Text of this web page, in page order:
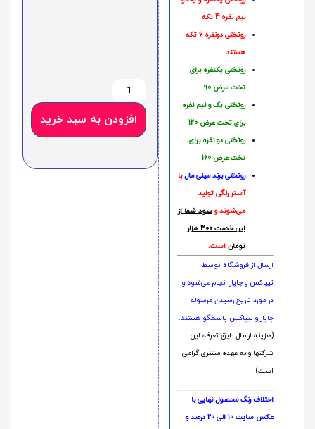
نیم نفره 4 تکه
روتختی دونفره 6 تکه
هستند
روتختی یکنفره برای
تخت عرض 90
روتختی یک و نیم نفره
برای تخت عرض 120
روتختی دو نفره برای
تخت عرض 160
روتختی‌ برند مینی مالبا
آستر رنگی تولید
می‌شوند و سود شما از
این خدمت 300 هزار
تومان است.
ارسال از فروشگاه توسط
تیپاکس و چاپار انجام می‌شود و
در مورد تاریخ رسیدن مرسوله
چاپار و تیپاکس پاسخگو هستند.
(هزینه ارسال طبق تعرفه این
شرکتها و به عهده مشتری گرامی
است)
اختلاف رنگ محصول نهایی با
عکس سایت 10 الی 20 درصد و
افزودن به سبد خرید